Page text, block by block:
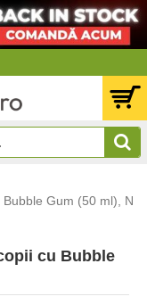
Gum (50 ml), N
cu Bubble